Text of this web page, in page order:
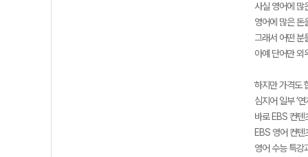
사실 영어에 많
영어에 많은 돈
그래서 어떤 분
아예 단어만 외
하지만 가격도
심지어 일부 ’
바로 EBS 컨텐
EBS 영어 컨
영어 수능 특강